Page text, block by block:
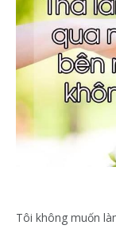
Tôi không muốn